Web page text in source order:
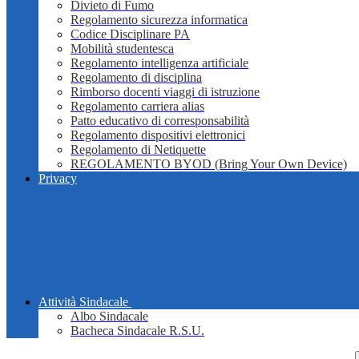
Divieto di Fumo
Regolamento sicurezza informatica
Codice Disciplinare PA
Mobilità studentesca
Regolamento intelligenza artificiale
Regolamento di disciplina
Rimborso docenti viaggi di istruzione
Regolamento carriera alias
Patto educativo di corresponsabilità
Regolamento dispositivi elettronici
Regolamento di Netiquette
REGOLAMENTO BYOD (Bring Your Own Device)
Privacy
Attività Sindacale
Albo Sindacale
Bacheca Sindacale R.S.U.